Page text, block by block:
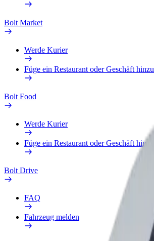
Bolt Market
Werde Kurier
Füge ein Restaurant oder Geschäft hinzu
Bolt Food
Werde Kurier
Füge ein Restaurant oder Geschäft hinzu
Bolt Drive
FAQ
Fahrzeug melden